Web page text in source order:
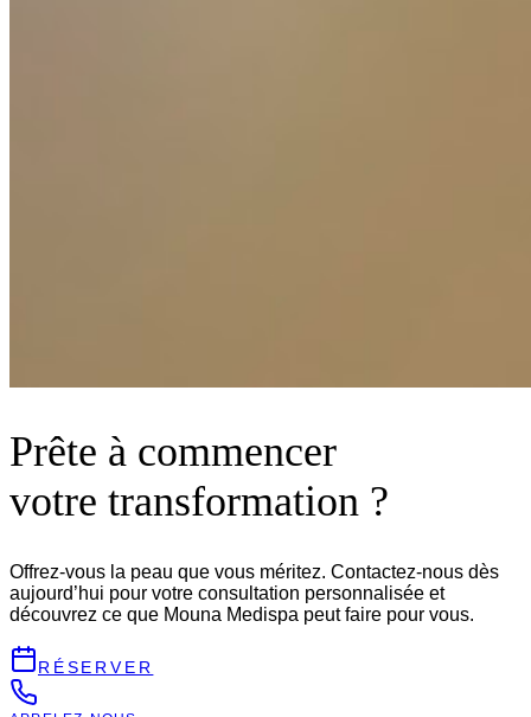
Prête à commencer
votre transformation ?
Offrez-vous la peau que vous méritez. Contactez-nous dès
aujourd’hui pour votre consultation personnalisée et
découvrez ce que Mouna Medispa peut faire pour vous.
RÉSERVER